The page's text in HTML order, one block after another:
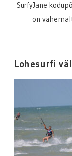
SurfyJane
on
Lohesurfi